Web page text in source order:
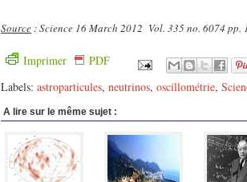
Source: Science 16 March 2012 Vol. 335 no. 6074 pp.
Imprimer
PDF
Labels: astroparticules, neutrinos, oscillométrie,
A lire sur le même sujet :